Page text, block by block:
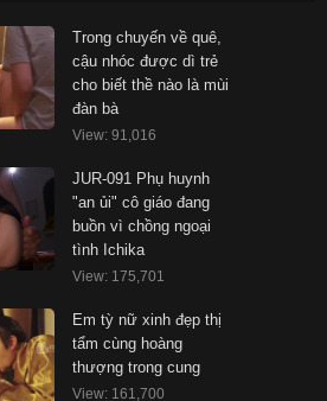
Trong chuyến về quê,
cậu nhóc được dì trẻ
cho biết thề nào là mùi
đàn bà
View: 91,016
JUR-091 Phụ huynh
"an ủi" cô giáo đang
buồn vì chồng ngoại
tình Ichika
View: 175,701
Em tỳ nữ xinh đẹp thị
tẩm cùng hoàng
thượng trong cung
View: 161,700